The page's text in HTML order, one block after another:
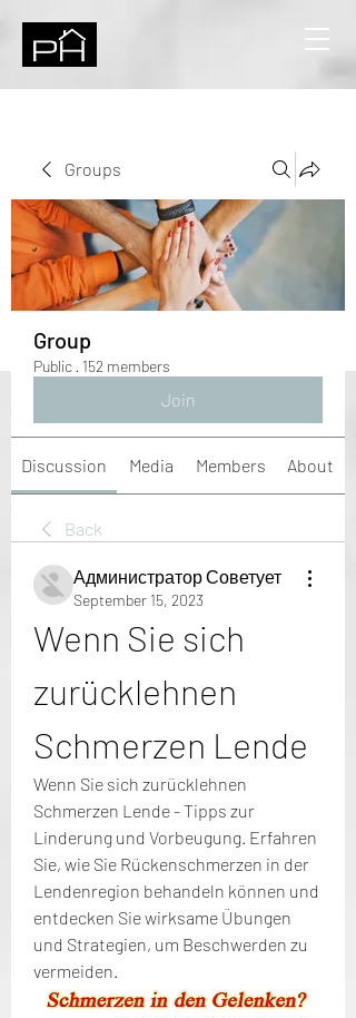
Groups
Group
Public · 152 members
Join
Discussion Media Members About
Back
Администратор Советует
September 15, 2023
Wenn Sie sich
zurücklehnen
Schmerzen Lende
Wenn Sie sich zurücklehnen
Schmerzen Lende - Tipps zur
Linderung und Vorbeugung. Erfahren
Sie, wie Sie Rückenschmerzen in der
Lendenregion behandeln können und
entdecken Sie wirksame Übungen
und Strategien, um Beschwerden zu
vermeiden.